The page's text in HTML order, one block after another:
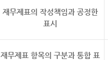
재무제표의 작성책임과 공정한
표시
재무제표 항목의 구분과 통합 표